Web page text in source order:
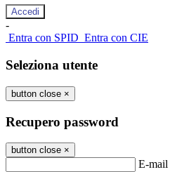
-
Entra con SPID Entra con CIE
Seleziona utente
button close ×
Recupero password
button close ×
E-mail